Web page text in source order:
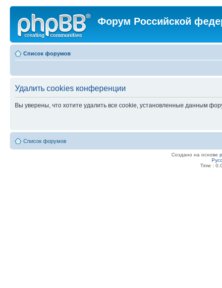
Форум Российской
Список форумов
Удалить cookies конференции
Вы уверены, что хотите удалить все cookie, установленные данным
Список форумов
Создано на основе
Time :